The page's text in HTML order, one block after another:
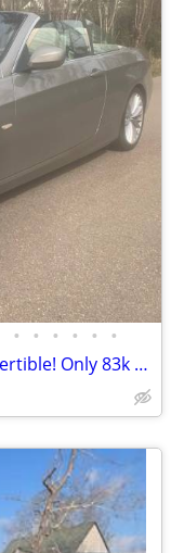
• • • • • •
2011 BMW 335i Turbo Hardtop Convertible! Only 83k Miles! Runs Perfect!